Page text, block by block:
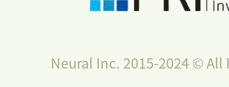
Neural Inc. 2015-2024 © All